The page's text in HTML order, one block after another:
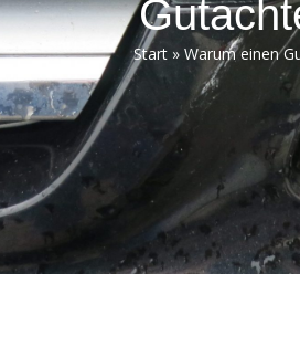
Start » Warum einen